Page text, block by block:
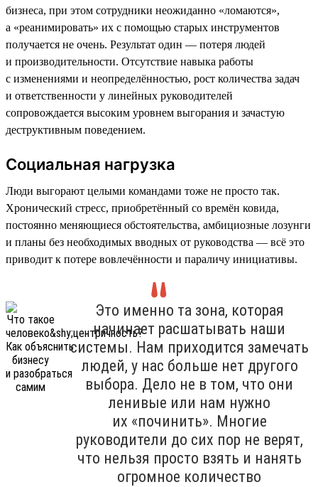
бизнеса, при этом сотрудники неожиданно «ломаются»,
а «реанимировать» их с помощью старых инструментов
получается не очень. Результат один — потеря людей
и производительности. Отсутствие навыка работы
с изменениями и неопределённостью, рост количества задач
и ответственности у линейных руководителей
сопровождается высоким уровнем выгорания и зачастую
деструктивным поведением.
Социальная нагрузка
Люди выгорают целыми командами тоже не просто так.
Хронический стресс, приобретённый со времён ковида,
постоянно меняющиеся обстоятельства, амбициозные лозунги
и планы без необходимых вводных от руководства — всё это
приводит к потере вовлечённости и параличу инициативы.
Это именно та зона, которая
начинает расшатывать наши
системы. Нам приходится замечать
людей, у нас больше нет другого
выбора. Дело не в том, что они
ленивые или нам нужно
их «починить». Многие
руководители до сих пор не верят,
что нельзя просто взять и нанять
огромное количество